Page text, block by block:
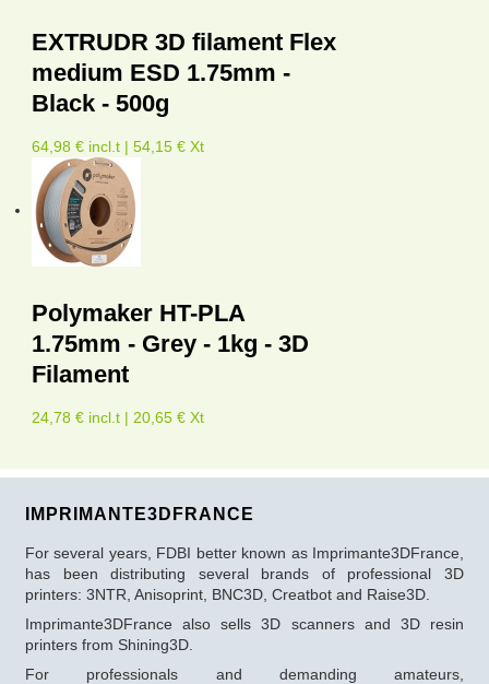
EXTRUDR 3D filament Flex
medium ESD 1.75mm -
Black - 500g
64,98 € incl.t | 54,15 € Xt
Polymaker HT-PLA
1.75mm - Grey - 1kg - 3D
Filament
24,78 € incl.t | 20,65 € Xt
IMPRIMANTE3DFRANCE
For several years, FDBI better known as Imprimante3DFrance,
has been distributing several brands of professional 3D
printers: 3NTR, Anisoprint, BNC3D, Creatbot and Raise3D.
Imprimante3DFrance also sells 3D scanners and 3D resin
printers from Shining3D.
For professionals and demanding amateurs,